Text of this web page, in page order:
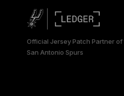
العربية
Official Jersey Patch Partner of
San Antonio Spurs